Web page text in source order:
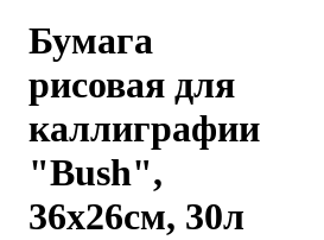
Бумага
рисовая для
каллиграфии
"Bush",
36х26см, 30л